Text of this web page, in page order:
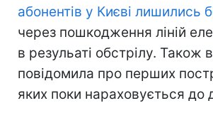
абонентів у Києві лишились
через пошкодження ліній
в резульаті обстрілу. Також
повідомила про перших
яких поки нараховується до